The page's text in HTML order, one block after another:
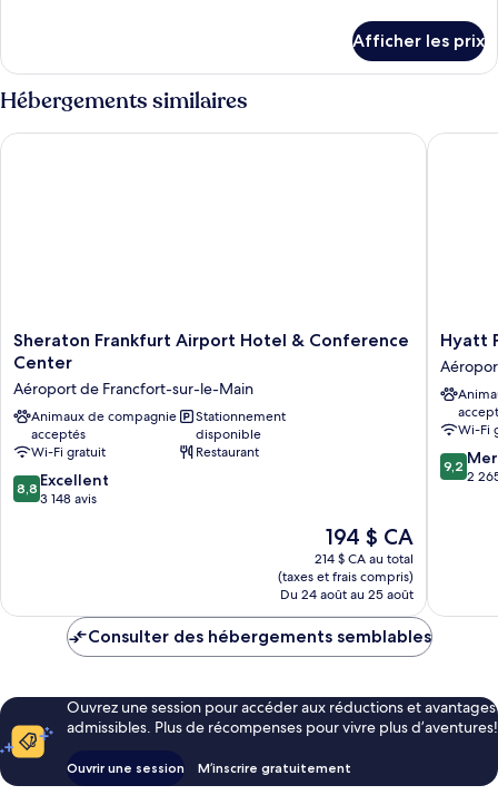
Chambre
Afficher les prix
Hébergements similaires
Sheraton
Frankfurt
Hotel
&
Conference
Center
Aéroport
de
Sheraton Frankfurt Airport Hotel & Conference
Center
Aéroport de Francfort-sur-le-Main
Animaux de compagnie
acceptés
Stationnement
disponible
Wi-Fi gratuit
Restaurant
8.8
sur
8,8 Excellent
3 148 avis
Le
prix
est
de
194 $ CA
194 $ CA
214 $ CA au total
(taxes et frais compris)
Du 24 août au 25 août
Sheraton Frankfurt Airport Hotel & Conference Center
Hyatt
Place
Airport
de
sur-
Hyatt
Wi-Fi
9.2
sur
9,2
2
Hyatt
Consulter des hébergements semblables
Ouvrez une session pour accéder aux réductions et avantages
admissibles. Plus de récompenses pour vivre plus d’aventures!
Ouvrir une session M’inscrire gratuitement